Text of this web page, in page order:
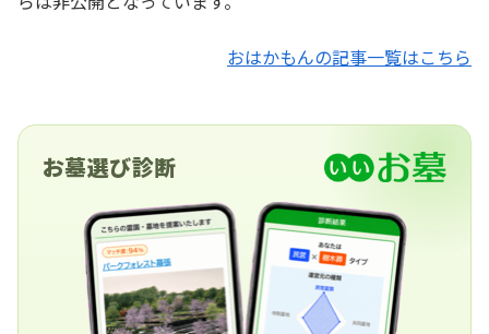
おはかもんの記事一覧はこちら
お墓選び診断